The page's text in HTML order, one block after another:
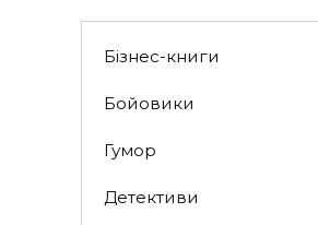
Бізнес-книги
Бойовики
Гумор
Детективи